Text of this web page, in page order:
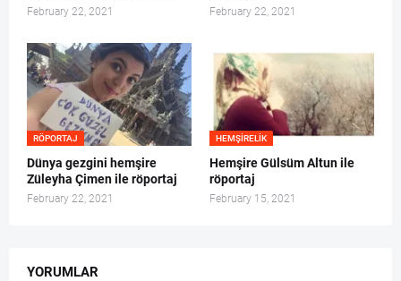
February 22, 2021 February 22, 2021
RÖPORTAJ
Dünya gezgini hemşire
Züleyha Çimen ile röportaj
February 22, 2021
HEMŞIRELIK
Hemşire Gülsüm Altun ile
röportaj
February 15, 2021
YORUMLAR